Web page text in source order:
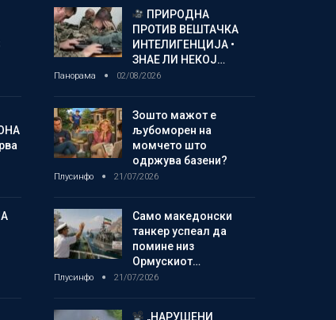
ПРИРОДНА
ПРОТИВ ВЕШТАЧКА
ИНТЕЛИГЕНЦИЈА •
ЗНАЕ ЛИ НЕКОЈ…
Панорама 02/08/2026
Зошто мажот е
љубоморен на
момчето што
одржува базени?
Плусинфо 21/07/2026
Само македонски
танкер успеал да
помине низ
Ормускиот…
Плусинфо 21/07/2026
„НАРУШЕНИ